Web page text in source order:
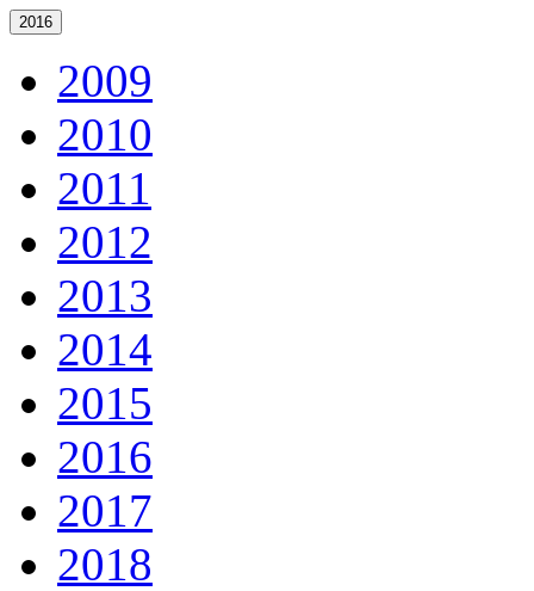
2016
2009
2010
2011
2012
2013
2014
2015
2016
2017
2018